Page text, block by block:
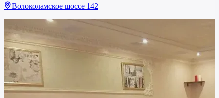
Волоколамское шоссе 142